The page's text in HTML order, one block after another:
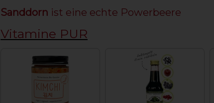
Sanddorn ist eine echte Powerbeere
Vitamine PUR